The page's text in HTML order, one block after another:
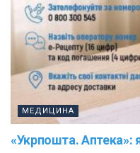
МЕДИЦИНА
«Укрпошта. Аптека»: